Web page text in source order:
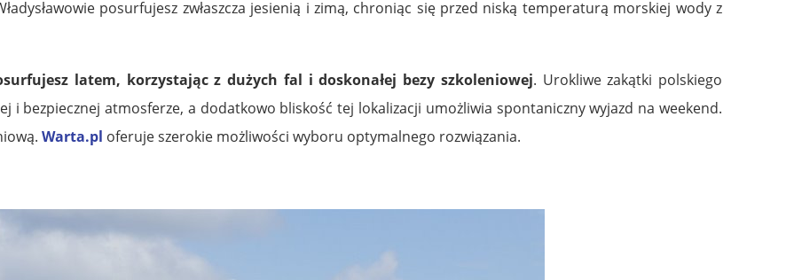
posurfujesz zwłaszcza jesienią i zimą, chroniąc się przed niską temperaturą morskiej wody z
latem, korzystając z dużych fal i doskonałej bezy szkoleniowej. Urokliwe zakątki polskiego
i bezpiecznej atmosferze, a dodatkowo bliskość tej lokalizacji umożliwia spontaniczny wyjazd na weekend.
Warta.pl oferuje szerokie możliwości wyboru optymalnego rozwiązania.